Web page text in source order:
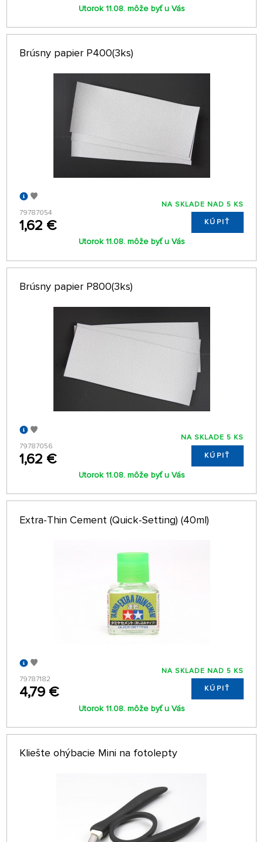
Utorok 11.08. môže byť u Vás
Brúsny papier P400(3ks)
79787054
1,62 €
NA SKLADE NAD 5 KS
KÚPIŤ
Utorok 11.08. môže byť u Vás
Brúsny papier P800(3ks)
79787056
1,62 €
NA SKLADE 5 KS
KÚPIŤ
Utorok 11.08. môže byť u Vás
Extra-Thin Cement (Quick-Setting) (40ml)
79787182
4,79 €
NA SKLADE NAD 5 KS
KÚPIŤ
Utorok 11.08. môže byť u Vás
Kliešte ohýbacie Mini na fotolepty